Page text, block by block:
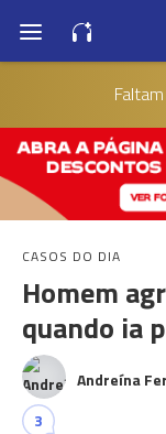
Faltam
CASOS DO DIA
Homem
quando ia
Andreína
3